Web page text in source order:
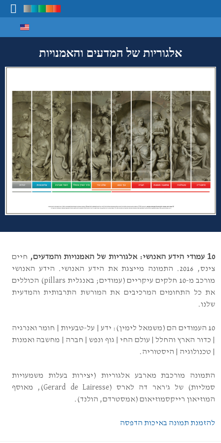
אלגוריות של המדעים והאמנויות
10 עמודי הידע האנושי: אלגוריות של האמנויות והמדעים,
חיים
צינס, 2016. התמונה
מייצגת את הידע האנושי. הידע האנושי
מורכב מ-10
חלקים עיקריים (עמודים; באנגלית pillars)
הכוללים
את כל התחומים המרכיבים את המורשת התרבותית והמדעית
שלנו.
10 העמודים הם (משמאל לימין): ידע על-טבעיות
חומר ואנרגיה
כדור הארץ והחלל עולם החי גוף ונפש חברה
מחשבה ואמנות
טכנולוגיה היסטוריה.
התמונה מורכבת מארבע אלגוריות (יצירות בעלות משמעויות
סמליות) של ג'ראר דה לארס (Gerard de Lairesse), מאוסף
המוזיאון רייקסמוזיאום (אמסטרדם, הולנד).
להזמנת תמונה באיכות הדפסה